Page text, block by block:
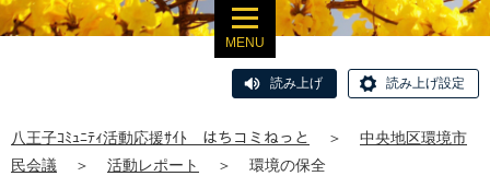
MENU
読み上げ 読み上げ設定
八王子ｺﾐｭﾆﾃｨ活動応援ｻｲﾄ はちコミねっと ＞
中央地区環境市
民会議
＞ 活動レポート ＞ 環境の保全